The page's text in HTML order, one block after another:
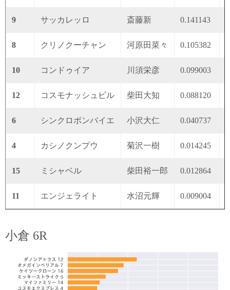
9 サッカレッロ 斎藤新 0.141143
8 クリノクーチャン 河原田菜々 0.105382
10 コンドゥイア 川須栄彦 0.099003
12 コスモナッシュビル 柴田大知 0.088120
6 シンクロボンバイエ 小沢大仁 0.040737
4 カシノクンプウ 菊沢一樹 0.014245
15 ミシャベル 柴田裕一郎 0.012864
11 エンジェライト 水沼元輝 0.009004
小倉 6R